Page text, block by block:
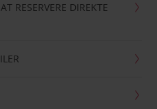
RESERVERE DIREKTE